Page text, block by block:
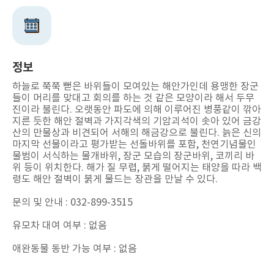
정보
하늘로 쭉쭉 뻗은 바위들이 모여있는 해안가인데 용맹한 장군
들이 머리를 맞대고 회의를 하는 것 같은 모양이라 해서 두무
진이라 불린다. 오랫동안 파도에 의해 이루어진 병풍같이 깎아
지른 듯한 해안 절벽과 가지각색의 기암괴석이 솟아 있어 금강
산의 만물상과 비견되어 서해의 해금강으로 불린다. 늙은 신의
마지막 선물이라고 평가받는 선돌바위를 포함, 천연기념물인
물범이 서식하는 물개바위, 장군 모습의 장군바위, 코끼리 바
위 등이 위치한다. 해가 질 무렵, 붉게 떨어지는 태양을 따라 백
령도 해안 절벽이 붉게 물드는 장관을 만날 수 있다.
문의 및 안내 : 032-899-3515
유모차 대여 여부 : 없음
애완동물 동반 가능 여부 : 없음